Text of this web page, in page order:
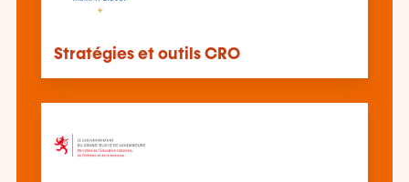
Stratégies et outils CRO